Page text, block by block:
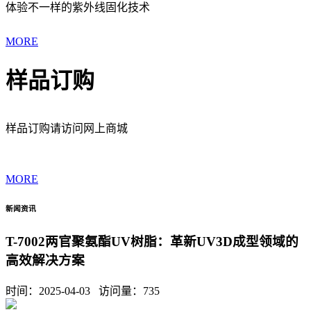
体验不一样的紫外线固化技术
MORE
样品订购
样品订购请访问网上商城
MORE
新闻资讯
T-7002两官聚氨酯UV树脂：革新UV3D成型领域的
高效解决方案
时间：2025-04-03 访问量： 735